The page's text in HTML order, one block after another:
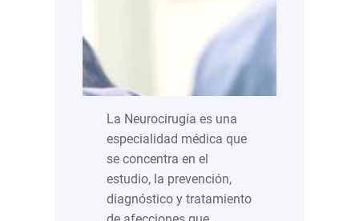
La Neurocirugía es una
especialidad médica que
se concentra en el
estudio, la prevención,
diagnóstico y tratamiento